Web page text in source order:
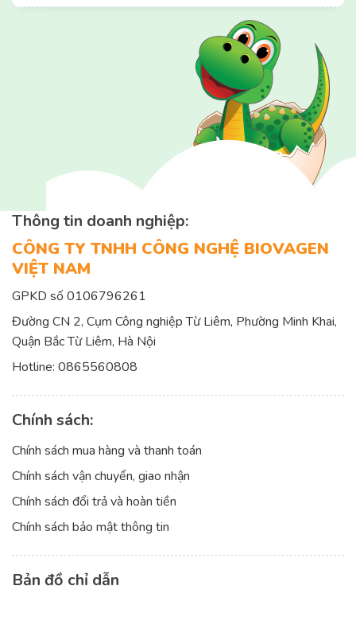
Thông tin doanh nghiệp:
CÔNG TY TNHH CÔNG NGHỆ BIOVAGEN
VIỆT NAM
GPKD số 0106796261
Đường CN 2, Cụm Công nghiệp Từ Liêm, Phường Minh Khai,
Quận Bắc Từ Liêm, Hà Nội
Hotline: 0865560808
Chính sách:
Chính sách mua hàng và thanh toán
Chính sách vận chuyển, giao nhận
Chính sách đổi trả và hoàn tiền
Chính sách bảo mật thông tin
Bản đồ chỉ dẫn